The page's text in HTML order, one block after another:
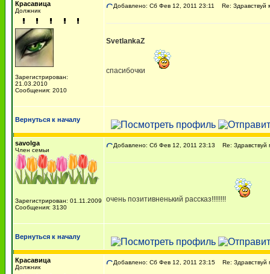
Красавица
Должник
Зарегистрирован:
21.03.2010
Сообщения: 2010
Добавлено: Сб Фев 12, 2011 23:11 Re:
SvetlankaZ
спасибочки
Вернуться к началу
savolga
Член семьи
Зарегистрирован: 01.11.2009
Сообщения: 3130
Добавлено: Сб Фев 12, 2011 23:13 Re:
очень позитивненький рассказ!!!!!!!!
Вернуться к началу
Красавица
Должник
Добавлено: Сб Фев 12, 2011 23:15 Re: